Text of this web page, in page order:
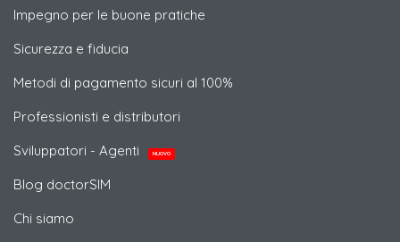
Impegno per le buone pratiche
Sicurezza e fiducia
Metodi di pagamento sicuri al 100%
Professionisti e distributori
Sviluppatori - Agenti
NUOVO
Blog doctorSIM
Chi siamo